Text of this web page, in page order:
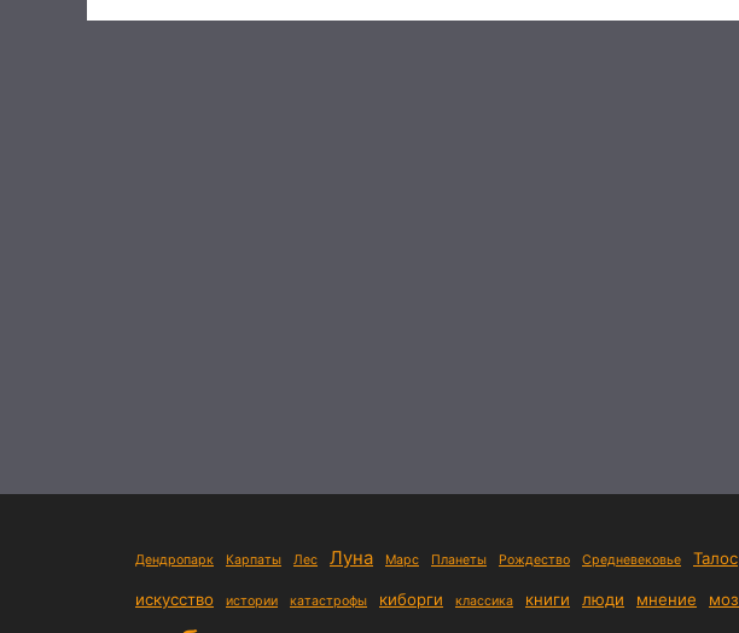
Дендропарк Карпаты Лес Луна Марс Планеты Рождество Средневековье Талос
искусство истории катастрофы киборги классика книги люди мнение